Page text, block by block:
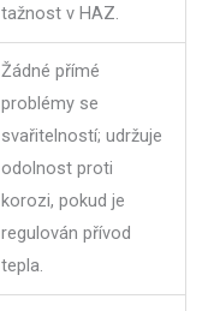
tažnost v HAZ.
Žádné přímé
problémy se
svařitelností; udržuje
odolnost proti
korozi, pokud je
regulován přívod
tepla.